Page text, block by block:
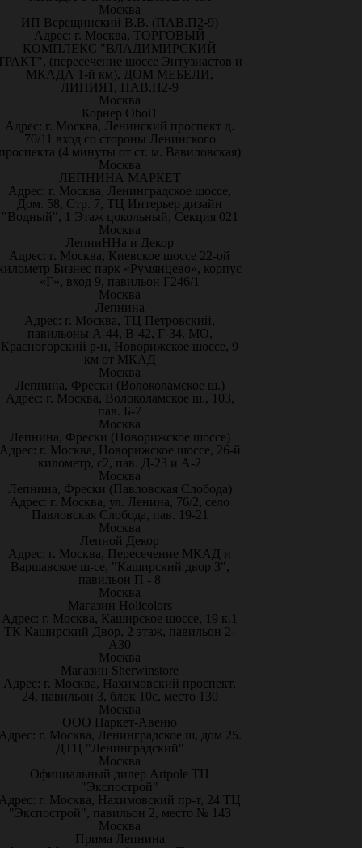
Москва
ИП Верещинский В.В. (ПАВ.П2-9)
Адрес: г. Москва, ТОРГОВЫЙ
КОМПЛЕКС "ВЛАДИМИРСКИЙ
(пересечение шоссе Энтузиастов и
МКАДА 1-й км), ДОМ МЕБЕЛИ,
ЛИНИЯ1, ПАВ.П2-9
Москва
Корнер Oboi1
Адрес: г. Москва, Ленинский проспект д.
70/11 вход со стороны Ленинского
(4 минуты от ст. м. Вавиловская)
Москва
ЛЕПНИНА МАРКЕТ
Адрес: г. Москва, Ленинградское шоссе,
Дом. 58, Стр. 7, ТЦ Интерьер дизайн
"Водный", 1 Этаж цокольный, Секция 021
Москва
ЛепниННа и Декор
Адрес: г. Москва, Киевское шоссе 22-ой
Бизнес парк «Румянцево», корпус
«Г», вход 9, павильон Г246/1
Москва
Лепнина
Адрес: г. Москва, ТЦ Петровский,
павильоны А-44, В-42, Г-34. МО,
Красногорский р-н, Новорижское шоссе, 9
км от МКАД
Москва
Лепнина, Фрески (Волоколамское ш.)
Адрес: г. Москва, Волоколамское ш., 103,
пав. Б-7
Москва
Лепнина, Фрески (Новорижское шоссе)
г. Москва, Новорижское шоссе, 26-й
километр, с2, пав. Д-23 и А-2
Москва
Лепнина, Фрески (Павловская Слобода)
Адрес: г. Москва, ул. Ленина, 76/2, село
Павловская Слобода, пав. 19-21
Москва
Лепной Декор
Адрес: г. Москва, Пересечение МКАД и
Варшавское ш-се, "Каширский двор 3",
павильон П - 8
Москва
Магазин Holicolors
Адрес: г. Москва, Каширское шоссе, 19 к.1
ТК Каширский Двор, 2 этаж, павильон 2-
А30
Москва
Магазин Sherwinstore
Адрес: г. Москва, Нахимовский проспект,
24, павильон 3, блок 10с, место 130
Москва
ООО Паркет-Авeню
г. Москва, Ленинградское ш, дом 25.
ДТЦ "Ленинградский"
Москва
Официальный дилер Artpole ТЦ
"Экспострой"
г. Москва, Нахимовский пр-т, 24 ТЦ
"Экспострой", павильон 2, место № 143
Москва
Прима Лепнина